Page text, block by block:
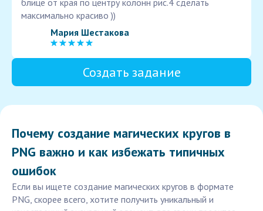
блице от края по центру колонн рис.4 сделать
максимально красиво ))
Мария Шестакова
Создать задание
Почему создание магических кругов в
PNG важно и как избежать типичных
ошибок
Если вы ищете создание магических кругов в формате
PNG, скорее всего, хотите получить уникальный и